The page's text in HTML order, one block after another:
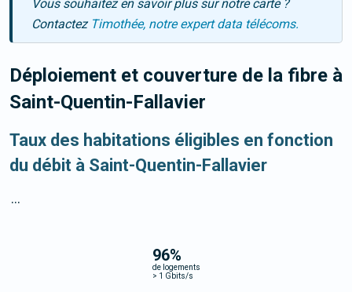
Vous souhaitez en savoir plus sur notre carte ?
Contactez Timothée, notre expert data télécoms.
Déploiement et couverture de la fibre à
Saint-Quentin-Fallavier
Taux des habitations éligibles en fonction
du débit à Saint-Quentin-Fallavier
96%
de logements
> 1 Gbits/s
...